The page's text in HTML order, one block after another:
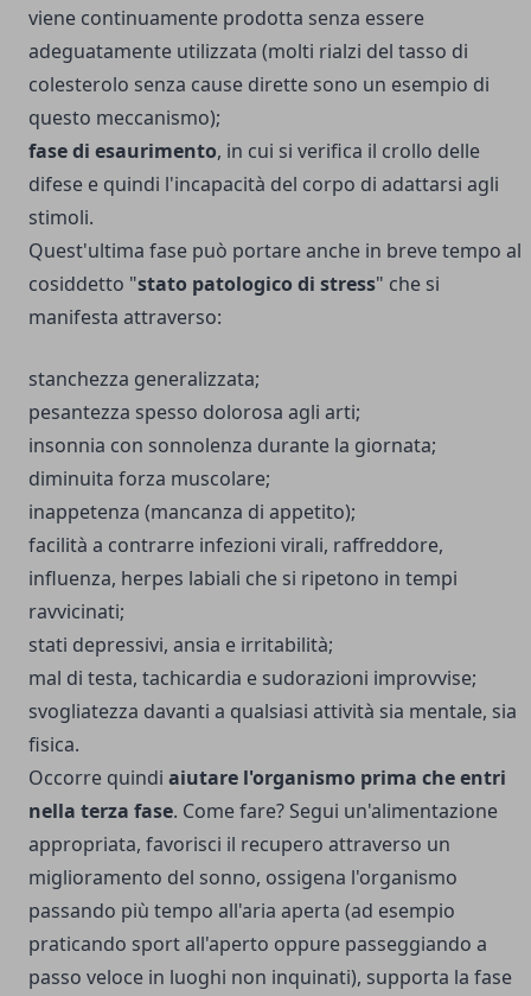
viene continuamente prodotta senza essere
adeguatamente utilizzata (molti rialzi del tasso di
colesterolo senza cause dirette sono un esempio di
questo meccanismo);
fase di esaurimento, in cui si verifica il crollo delle
difese e quindi l'incapacità del corpo di adattarsi agli
stimoli.
Quest'ultima fase può portare anche in breve tempo al
cosiddetto "stato patologico di stress" che si
manifesta attraverso:
stanchezza generalizzata;
pesantezza spesso dolorosa agli arti;
insonnia con sonnolenza durante la giornata;
diminuita forza muscolare;
inappetenza (mancanza di appetito);
facilità a contrarre infezioni virali, raffreddore,
influenza, herpes labiali che si ripetono in tempi
ravvicinati;
stati depressivi, ansia e irritabilità;
mal di testa, tachicardia e sudorazioni improvvise;
svogliatezza davanti a qualsiasi attività sia mentale, sia
fisica.
Occorre quindi aiutare l'organismo prima che entri
nella terza fase. Come fare? Segui un'alimentazione
appropriata, favorisci il recupero attraverso un
miglioramento del sonno, ossigena l'organismo
passando più tempo all'aria aperta (ad esempio
praticando sport all'aperto oppure passeggiando a
passo veloce in luoghi non inquinati), supporta la fase